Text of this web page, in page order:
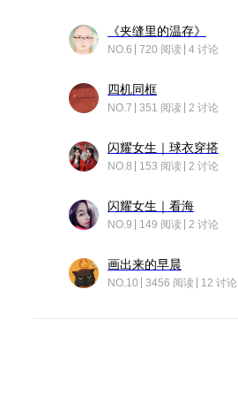
《夹缝里的温存》
NO.6 720 阅读 4 讨论
四机同框
NO.7 351 阅读 2 讨论
闪耀女生｜球衣穿搭
NO.8 153 阅读 2 讨论
闪耀女生｜看海
NO.9 149 阅读 2 讨论
画出来的早晨
NO.10 3456 阅读 12 讨论